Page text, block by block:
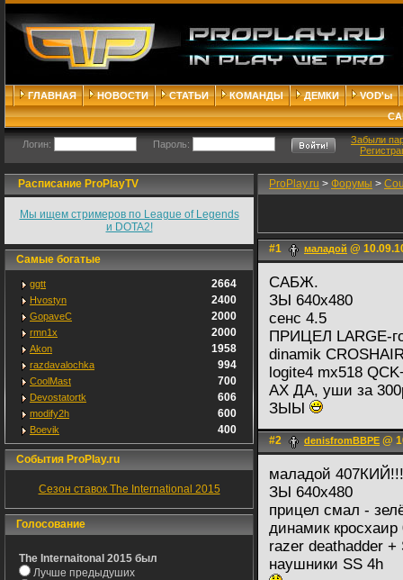
ГЛАВНАЯ НОВОСТИ СТАТЬИ КОМАНДЫ ДЕМКИ
VOD'ы
Логин: Пароль:
Забыли
Расписание ProPlayTV
Мы ищем стримеров по League of Legends
и DOTA2!
Самые богатые
ggtt 2664
Hvostyn 2400
GopaveC 2000
rmn1x 2000
Akon 1958
razdavalochka 994
CoolMast 700
Devostatortk 606
modify2h 600
Boevik 400
События ProPlay.ru
Сезон ставок The International 2015
Голосование
The Internaitonal 2015 был
Лучше предыдуших
ProPlay.ru > Форумы >
#1 маладой @
САБЖ.
ЗЫ 640х480
сенс 4.5
ПРИЦЕЛ LARGE-
dinamik
logite4 mx518
АХ ДА, уши за
ЗЫЫ
#2 denisfromBBPE @
маладой 407КИЙ!!!
ЗЫ 640х480
прицел смал -
динамик кросхаир
razer deathadder
наушники SS 4h